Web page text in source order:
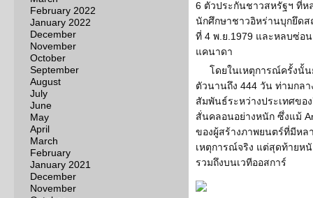
February 2022
January 2022
December
November
October
September
August
July
June
May
April
March
February
January 2021
December
November
6 ตัวประกันชาวสหรัฐฯ ที่
นักศึกษาชาวอิหร่านบุกยึดส
ที่ 4 พ.ย.1979 และหลบซ่อ
แคนาดา
โดยในเหตุการณ์ครั้งนั้
ตัวนานถึง 444 วัน ท่ามกล
สัมพันธ์ระหว่างประเทศขอ
สั่นคลอนอย่างหนัก ซึ่งแม้
ของผู้สร้างภาพยนตร์ที่มีหล
เหตุการณ์จริง แต่สุดท้ายห
รวมถึงบนเวทีออสการ์